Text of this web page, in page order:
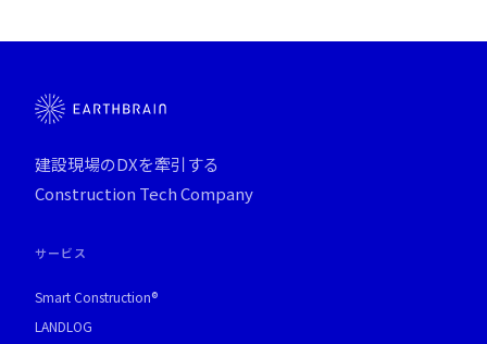
建設現場のDXを牽引する
Construction Tech Company
サービス
Smart Construction®
LANDLOG